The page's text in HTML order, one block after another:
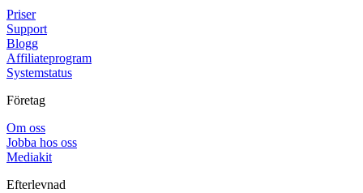
Priser
Support
Blogg
Affiliateprogram
Systemstatus
Företag
Om oss
Jobba hos oss
Mediakit
Efterlevnad